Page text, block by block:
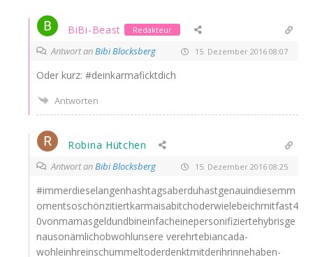
BiBi-Beast Redakteur
Antwort anBibi Blocksberg 15. Dezember 2016 08:07
Oder kurz: #deink­ar­ma­fickt­dich
Antworten
Robina Hütchen
Antwort anBibi Blocksberg 15. Dezember 2016 08:25
#immerdieselangenhashtagsaberduhastgenauindiesemm
omentsoschönzitiertkarmaisabitchoderwielebeichmitfast4
0vonmamasgeldundbineinfacheinepersonifiziertehybrisge
nausonämlichobwohlunsere ver­ehr­te­bi­an­ca­da­
wohleinhrein­schum­mel­to­derdenkt­mit­de­rih­rin­ne­ha­ben­